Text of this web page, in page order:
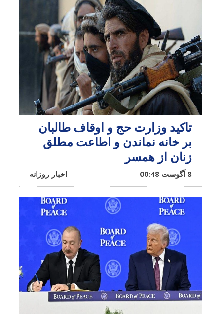
تاکید وزارت حج و اوقاف طالبان
بر خانه نماندن و اطاعت مطلق
زنان از همسر
اخبار روزانه 8 آگوست 00:48